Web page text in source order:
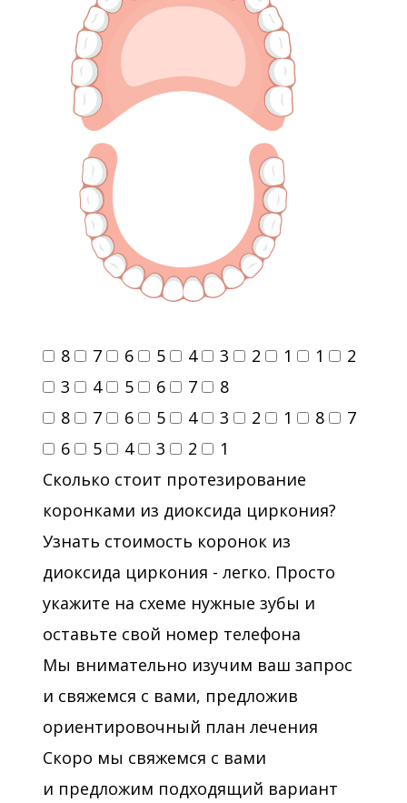
8 7 6 5 4 3 2 1 1
2
3
4 5 6 7
8
8
7 6 5 4 3 2 1 8
7
6
5 4 3 2
1
Сколько стоит протезирование
коронками из диоксида циркония?
Узнать стоимость коронок из
диоксида циркония - легко. Просто
укажите на схеме нужные зубы и
оставьте свой номер телефона
Мы внимательно изучим ваш запрос
и свяжемся с вами, предложив
ориентировочный план лечения
Скоро мы свяжемся с вами
и предложим подходящий вариант